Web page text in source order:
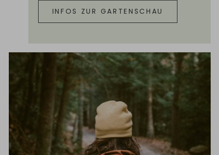
INFOS ZUR GARTENSCHAU